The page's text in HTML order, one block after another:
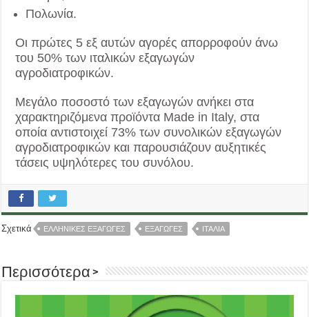
Πολωνία.
Οι πρώτες 5 εξ αυτών αγορές απορροφούν άνω
του 50% των ιταλικών εξαγωγών
αγροδιατροφικών.
Μεγάλο ποσοστό των εξαγωγών ανήκει στα
χαρακτηριζόμενα προϊόντα Made in Italy, στα
οποία αντιστοιχεί 73% των συνολικών εξαγωγών
αγροδιατροφικών και παρουσιάζουν αυξητικές
τάσεις υψηλότερες του συνόλου.
Σχετικά ΕΛΛΗΝΙΚΕΣ ΕΞΑΓΩΓΕΣ ΕΞΑΓΩΓΕΣ ΙΤΑΛΙΑ
Περισσότερα >